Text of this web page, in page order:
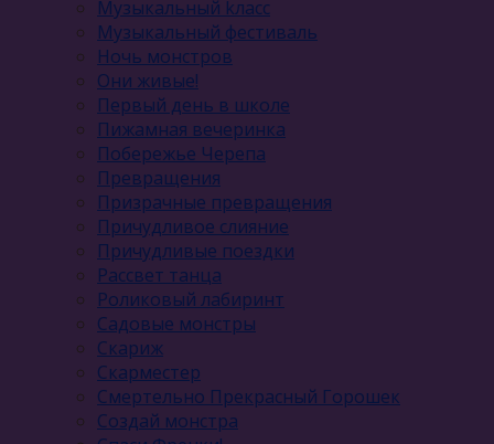
Музыкальный kласс
Музыкальный фестиваль
Ночь монстров
Они живые!
Первый день в школе
Пижамная вечеринка
Побережье Черепа
Превращения
Призрачные превращения
Причудливое слияние
Причудливые поездки
Рассвет танца
Роликовый лабиринт
Садовые монстры
Скариж
Скарместер
Смертельно Прекрасный Горошек
Создай монстра